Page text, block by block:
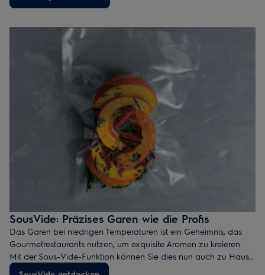
und gesunde Gerichte ohne Rätselraten.
SousVide: Präzises Garen wie die Profis
Das Garen bei niedrigen Temperaturen ist ein Geheimnis, das
Gourmetrestaurants nutzen, um exquisite Aromen zu kreieren.
Mit der Sous-Vide-Funktion können Sie dies nun auch zu Hause
erreichen. Das Gericht wird im versiegelten Vakuumbeutel bei